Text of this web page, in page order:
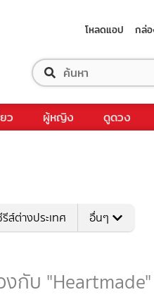
โหลดแอป กล่
ว ผู้หญิง ดูดวง
ส์ต่างประเทศ อื่นๆ
กับ "Heartmade"